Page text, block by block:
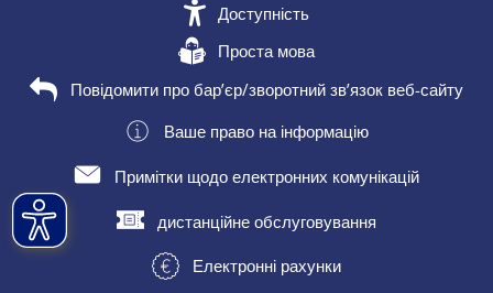
Доступність
Проста мова
Повідомити про бар’єр/зворотний зв’язок веб-сайту
Ваше право на інформацію
Примітки щодо електронних комунікацій
дистанційне обслуговування
Електронні рахунки